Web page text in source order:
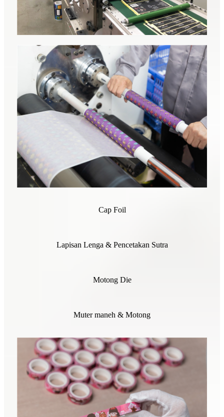
Cap Foil
Lapisan Lenga & Pencetakan Sutra
Motong Die
Muter maneh & Motong